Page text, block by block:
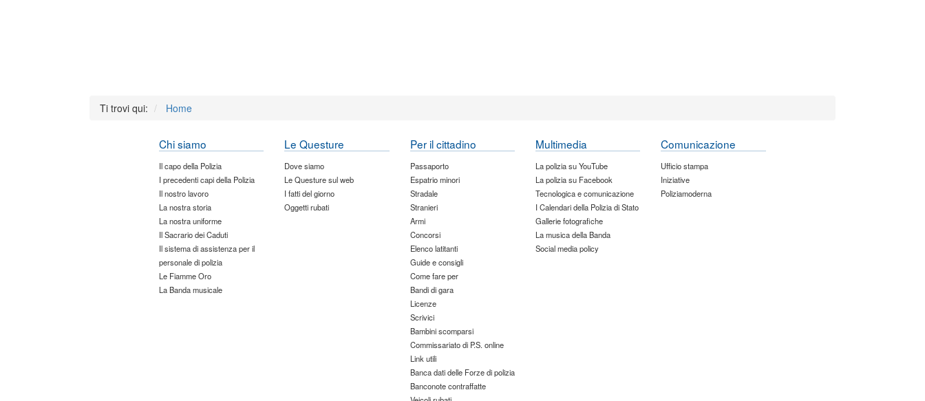
Ti trovi qui: Home
Chi siamo
Il capo della Polizia
I precedenti capi della Polizia
Il nostro lavoro
La nostra storia
La nostra uniforme
Il Sacrario dei Caduti
Il sistema di assistenza per il
personale di polizia
Le Fiamme Oro
La Banda musicale
Le Questure
Dove siamo
Le Questure sul web
I fatti del giorno
Oggetti rubati
Per il cittadino
Passaporto
Espatrio minori
Stradale
Stranieri
Armi
Concorsi
Elenco latitanti
Guide e consigli
Come fare per
Bandi di gara
Licenze
Scrivici
Bambini scomparsi
Commissariato di P.S. online
Link utili
Banca dati delle Forze di polizia
Banconote contraffatte
Multimedia
La polizia su YouTube
La polizia su Facebook
Tecnologica e comunicazione
I Calendari della Polizia di Stato
Gallerie fotografiche
La musica della Banda
Social media policy
Comunicazione
Ufficio stampa
Iniziative
Poliziamoderna